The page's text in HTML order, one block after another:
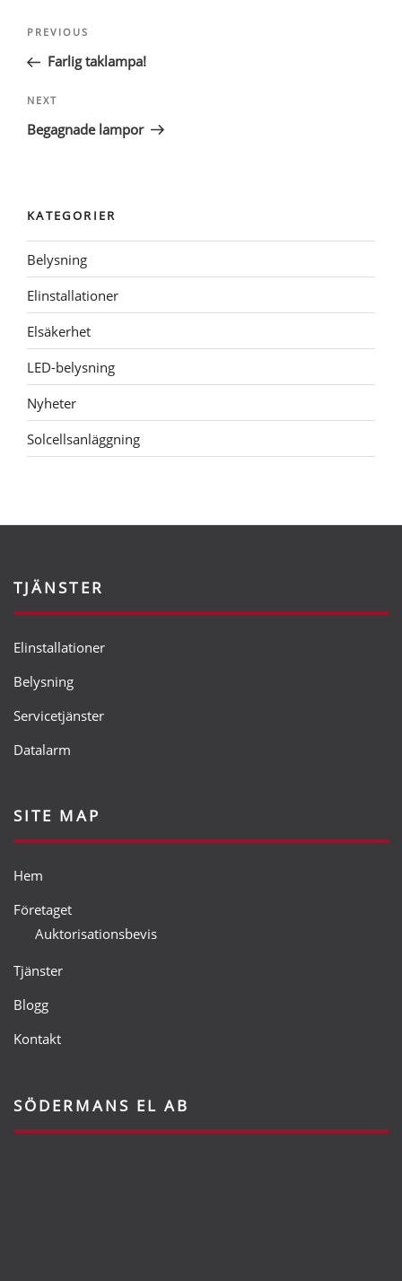
Inläggsnavigering
Previous
Post
PREVIOUS
Farlig taklampa!
Next
Post
NEXT
Begagnade lampor
KATEGORIER
Belysning
Elinstallationer
Elsäkerhet
LED-belysning
Nyheter
Solcellsanläggning
TJÄNSTER
Elinstallationer
Belysning
Servicetjänster
Datalarm
SITE MAP
Hem
Företaget
Auktorisationsbevis
Tjänster
Blogg
Kontakt
SÖDERMANS EL AB